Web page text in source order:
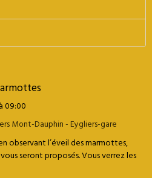
à 09:00
Mont-Dauphin - Eygliers-gare
observant l’éveil des marmottes,
seront proposés. Vous verrez les